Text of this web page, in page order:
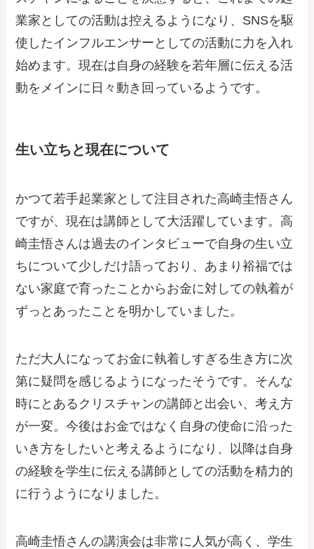
業家としての活動は控えるようになり、SNSを駆
使したインフルエンサーとしての活動に力を入れ
始めます。現在は自身の経験を若年層に伝える活
動をメインに日々動き回っているようです。
生い立ちと現在について
かつて若手起業家として注目された高崎圭悟さん
ですが、現在は講師として大活躍しています。高
崎圭悟さんは過去のインタビューで自身の生い立
ちについて少しだけ語っており、あまり裕福では
ない家庭で育ったことからお金に対しての執着が
ずっとあったことを明かしていました。
ただ大人になってお金に執着しすぎる生き方に次
第に疑問を感じるようになったそうです。そんな
時にとあるクリスチャンの講師と出会い、考え方
が一変。今後はお金ではなく自身の使命に沿った
いき方をしたいと考えるようになり、以降は自身
の経験を学生に伝える講師としての活動を精力的
に行うようになりました。
高崎圭悟さんの講演会は非常に人気が高く、学生